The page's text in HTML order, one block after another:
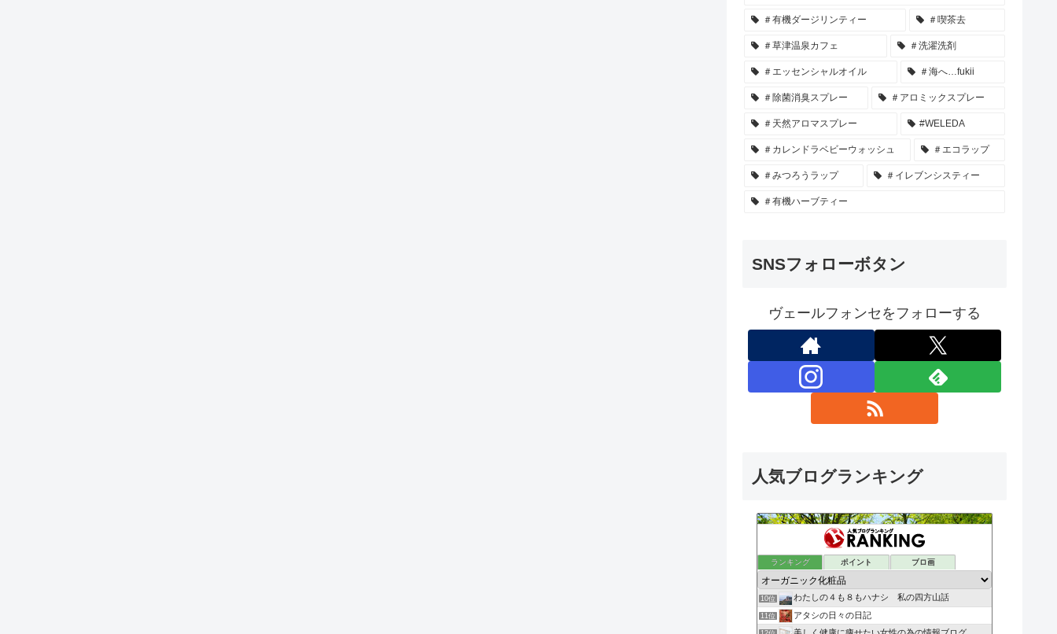
＃有機ダージリンティー ＃喫茶去
＃草津温泉カフェ ＃洗濯洗剤
＃エッセンシャルオイル ＃海へ…fukii
＃除菌消臭スプレー ＃アロミックスプレー
＃天然アロマスプレー #WELEDA
＃カレンドラベビーウォッシュ ＃エコラップ
＃みつろうラップ ＃イレブンシスティー
＃有機ハーブティー
SNSフォローボタン
ヴェールフォンセをフォローする
人気ブログランキング
ランキング ポイント ブロ画
10位 わたしの４も８もハナシ 私の四方山話
11位 アタシの日々の日記